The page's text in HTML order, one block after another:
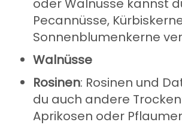
oder Walnüsse kannst
Pecannüsse,
Sonnenblumenkerne
Walnüsse
Rosinen: Rosinen und
du auch andere
Aprikosen oder